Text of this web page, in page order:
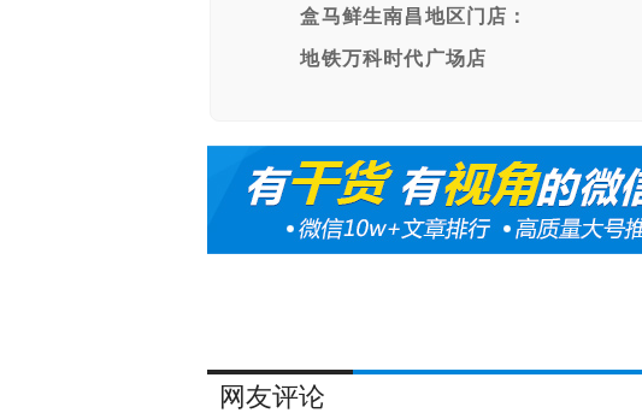
盒马鲜生南昌地区门店：
地铁万科时代广场店
网友评论